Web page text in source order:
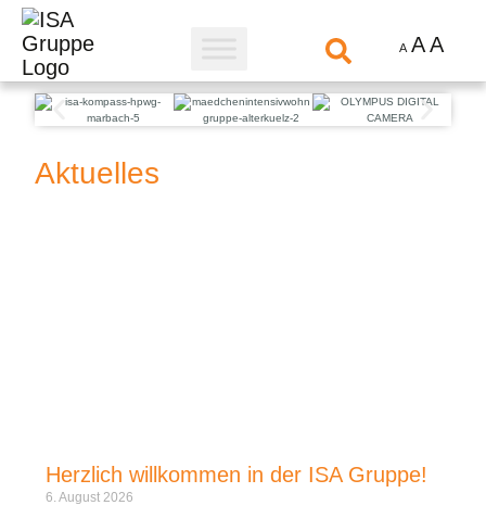
A AA
Aktuelles
Herzlich willkommen in der ISA Gruppe!
6. August 2026